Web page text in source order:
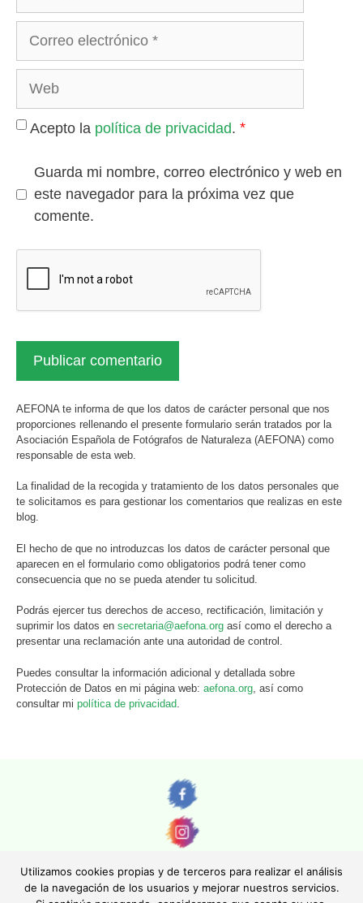
Acepto la política de privacidad. *
Guarda mi nombre, correo electrónico y web en
este navegador para la próxima vez que
comente.
AEFONA te informa de que los datos de carácter personal que nos
proporciones rellenando el presente formulario serán tratados por la
Asociación Española de Fotógrafos de Naturaleza (AEFONA) como
responsable de esta web.
La finalidad de la recogida y tratamiento de los datos personales que
te solicitamos es para gestionar los comentarios que realizas en este
blog.
El hecho de que no introduzcas los datos de carácter personal que
aparecen en el formulario como obligatorios podrá tener como
consecuencia que no se pueda atender tu solicitud.
Podrás ejercer tus derechos de acceso, rectificación, limitación y
suprimir los datos en secretaria@aefona.org así como el derecho a
presentar una reclamación ante una autoridad de control.
Puedes consultar la información adicional y detallada sobre
Protección de Datos en mi página web: aefona.org , así como
consultar mi política de privacidad
Utilizamos cookies propias y de terceros para realizar el análisis
de la navegación de los usuarios y mejorar nuestros servicios.